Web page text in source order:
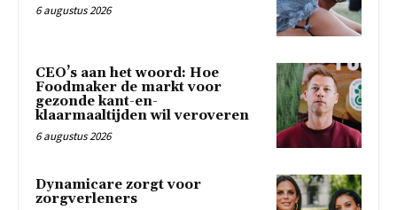
6 augustus 2026
CEO’s aan het woord: Hoe
Foodmaker de markt voor
gezonde kant-en-
klaarmaaltijden wil veroveren
6 augustus 2026
Dynamicare zorgt voor
zorgverleners